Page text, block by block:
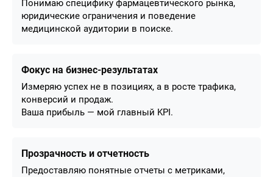
Понимаю специфику фармацевтического рынка,
юридические ограничения и поведение
медицинской аудитории в поиске.
Фокус на бизнес-результатах
Измеряю успех не в позициях, а в росте трафика,
конверсий и продаж.
Ваша прибыль — мой главный KPI.
Прозрачность и отчетность
Предоставляю понятные отчеты с метриками,